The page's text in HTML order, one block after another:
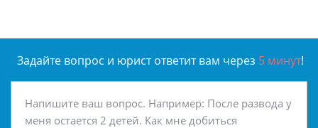
Задайте вопрос и юрист ответит вам через 5 минут!